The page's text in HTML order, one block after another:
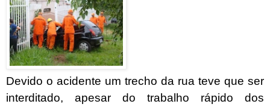
Devido o acidente um trecho da rua teve que ser
interditado, apesar do trabalho rápido dos